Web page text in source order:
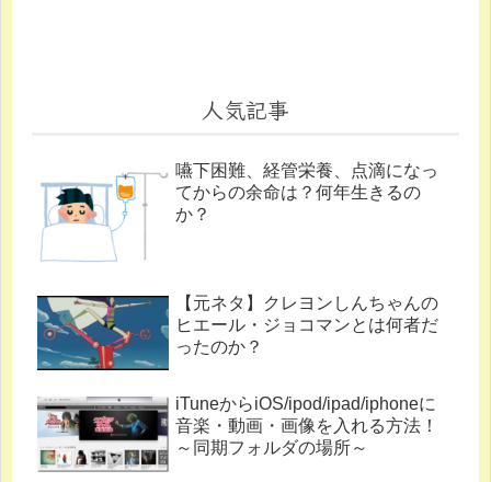
人気記事
嚥下困難、経管栄養、点滴になっ
てからの余命は？何年生きるの
か？
【元ネタ】クレヨンしんちゃんの
ヒエール・ジョコマンとは何者だ
ったのか？
iTuneからiOS/ipod/ipad/iphoneに
音楽・動画・画像を入れる方法！
～同期フォルダの場所～